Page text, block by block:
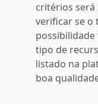
critérios será
verificar se o
tipo de
listado na
boa